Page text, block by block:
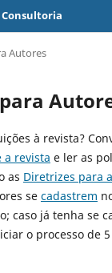
Consultoria
Autores
à revista?
a revista e ler as
as Diretrizes para
se cadastrem
caso já tenha se
o processo de